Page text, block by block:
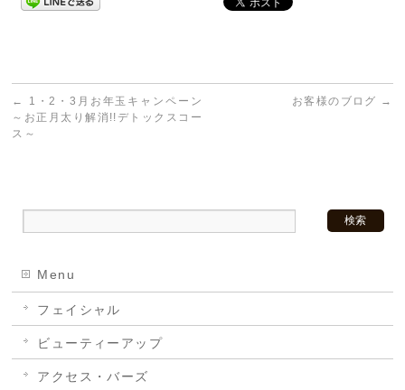
←
1・2・3月お年玉キャンペーン
～お正月太り解消!!デトックスコー
ス～
お客様のブログ →
Menu
フェイシャル
ビューティーアップ
アクセス・バーズ